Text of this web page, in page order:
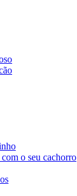
o seu cachorro